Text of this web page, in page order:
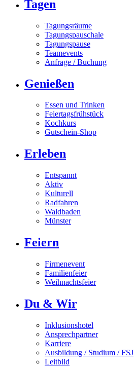
Tagen
Tagungsräume
Tagungspauschale
Tagungspause
Teamevents
Anfrage / Buchung
Genießen
Essen und Trinken
Feiertagsfrühstück
Kochkurs
Gutschein-Shop
Erleben
Entspannt
Aktiv
Kulturell
Radfahren
Waldbaden
Münster
Feiern
Firmenevent
Familienfeier
Weihnachtsfeier
Du & Wir
Inklusionshotel
Ansprechpartner
Karriere
Ausbildung / Studium / FSJ
Leitbild